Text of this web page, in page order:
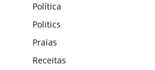
Política
Politics
Praias
Receitas